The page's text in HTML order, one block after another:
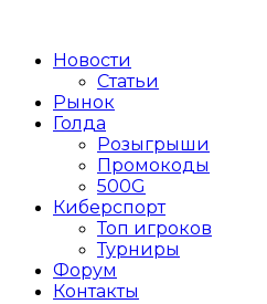
Новости
Статьи
Рынок
Голда
Розыгрыши
Промокоды
500G
Киберспорт
Топ игроков
Турниры
Форум
Контакты